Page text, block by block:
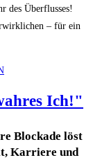
des Überflusses!
– für ein
Ich!"
Blockade löst
Karriere und